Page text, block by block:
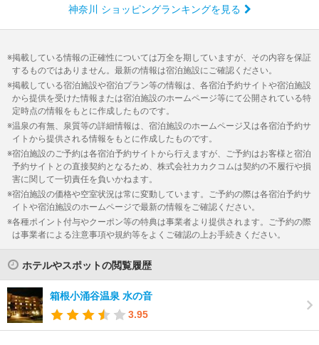
神奈川 ショッピングランキングを見る
掲載している情報の正確性については万全を期していますが、その内容を保証
するものではありません。最新の情報は宿泊施設にご確認ください。
掲載している宿泊施設や宿泊プラン等の情報は、各宿泊予約サイトや宿泊施設
から提供を受けた情報または宿泊施設のホームページ等にて公開されている特
定時点の情報をもとに作成したものです。
温泉の有無、泉質等の詳細情報は、宿泊施設のホームページ又は各宿泊予約サ
イトから提供される情報をもとに作成したものです。
宿泊施設のご予約は各宿泊予約サイトから行えますが、ご予約はお客様と宿泊
予約サイトとの直接契約となるため、株式会社カカクコムは契約の不履行や損
害に関して一切責任を負いかねます。
宿泊施設の価格や空室状況は常に変動しています。ご予約の際は各宿泊予約サ
イトや宿泊施設のホームページで最新の情報をご確認ください。
各種ポイント付与やクーポン等の特典は事業者より提供されます。ご予約の際
は事業者による注意事項や規約等をよくご確認の上お手続きください。
ホテルやスポットの閲覧履歴
箱根小涌谷温泉 水の音
3.95